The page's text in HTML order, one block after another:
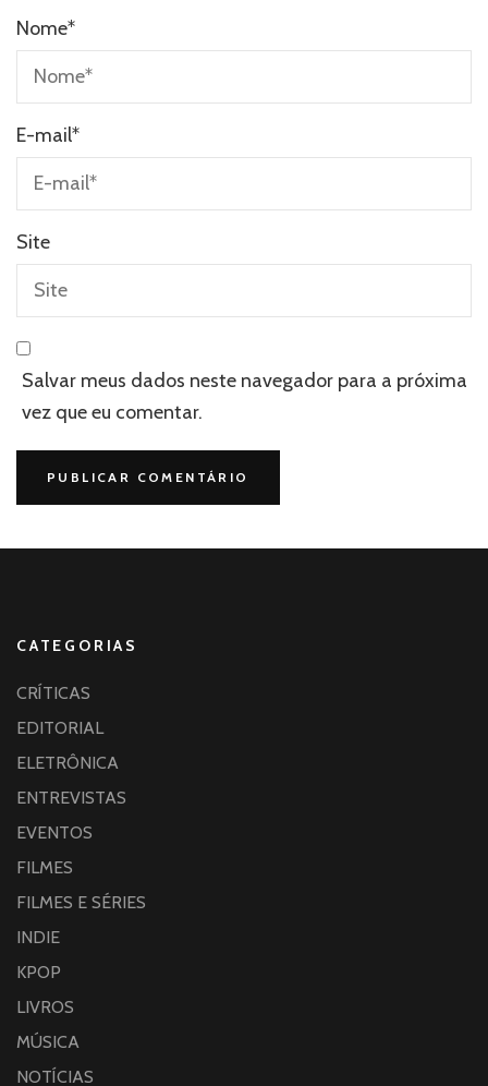
Nome*
E-mail*
Site
Salvar meus dados neste navegador para a próxima
vez que eu comentar.
CATEGORIAS
CRÍTICAS
EDITORIAL
ELETRÔNICA
ENTREVISTAS
EVENTOS
FILMES
FILMES E SÉRIES
INDIE
KPOP
LIVROS
MÚSICA
NOTÍCIAS